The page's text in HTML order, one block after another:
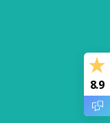
wordt
worden en hoeft
8.9